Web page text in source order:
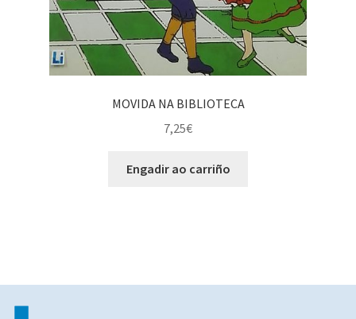
MOVIDA NA BIBLIOTECA
7,25€
Engadir ao carriño